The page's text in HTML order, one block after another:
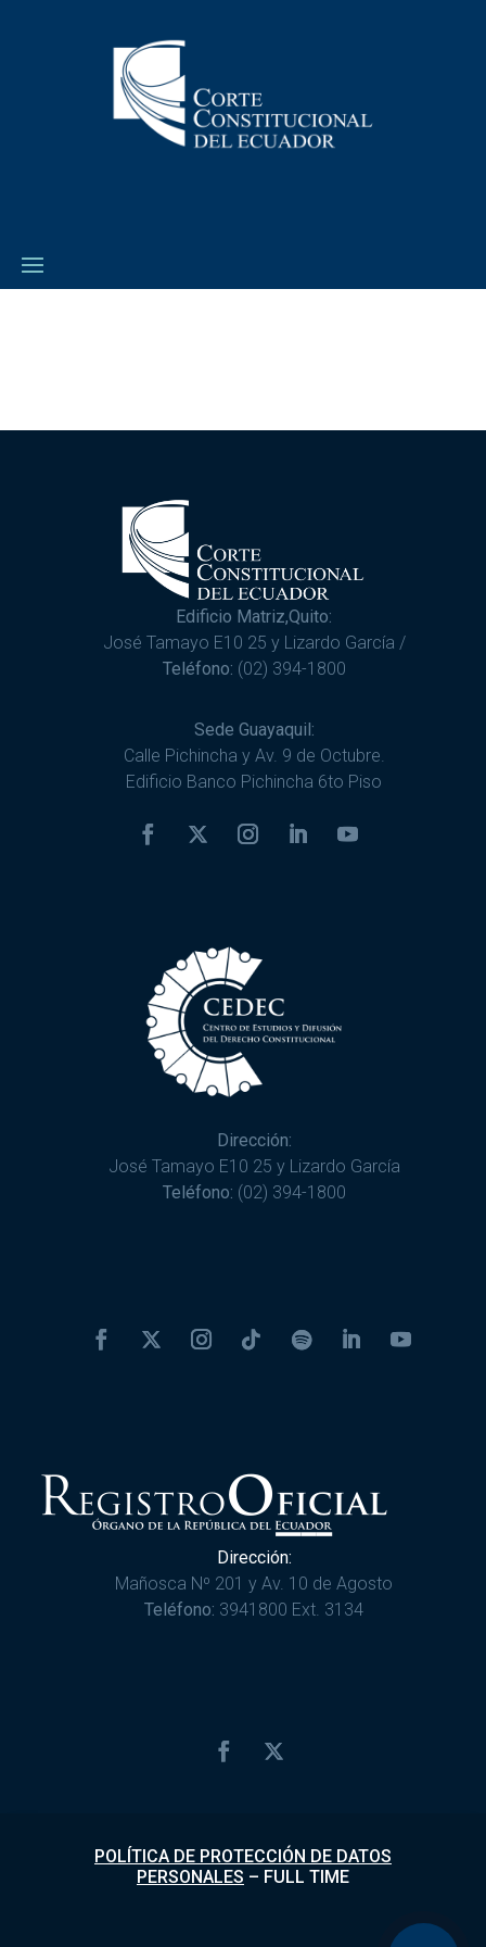
Edificio Matriz,Quito:
José Tamayo E10 25 y Lizardo García /
Teléfono: (02) 394-1800
Sede Guayaquil:
Calle Pichincha y Av. 9 de Octubre.
Edificio Banco Pichincha 6to Piso
Dirección:
José Tamayo E10 25 y Lizardo García
Teléfono: (02) 394-1800
Dirección:
Mañosca Nº 201 y Av. 10 de Agosto
Teléfono: 3941800 Ext. 3134
POLÍTICA DE PROTECCIÓN DE DATOS
PERSONALES – FULL TIME